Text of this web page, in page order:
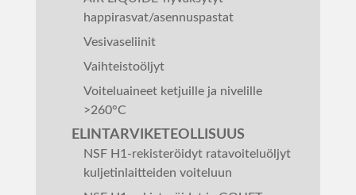
happirasvat/asennuspastat
Vesivaseliinit
Vaihteistoöljyt
Voiteluaineet ketjuille ja nivelille
>260°C
ELINTARVIKETEOLLISUUS
NSF H1-rekisteröidyt ratavoiteluöljyt
kuljetinlaitteiden voiteluun